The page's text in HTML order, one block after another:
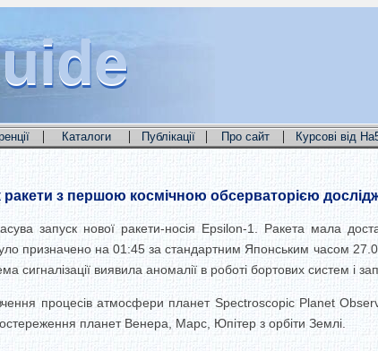
| Каталоги | Публікації | Про сайт | Курсові від
ракети з першою космічною обсерваторією
запуск нової ракети-носія Epsilon-1. Ракета мала
призначено на 01:45 за стандартним Японським часом
сигналізації виявила аномалії в роботі бортових систем і
процесів атмосфери планет Spectroscopic Planet
планет Венера, Марс, Юпітер з орбіти Землі.